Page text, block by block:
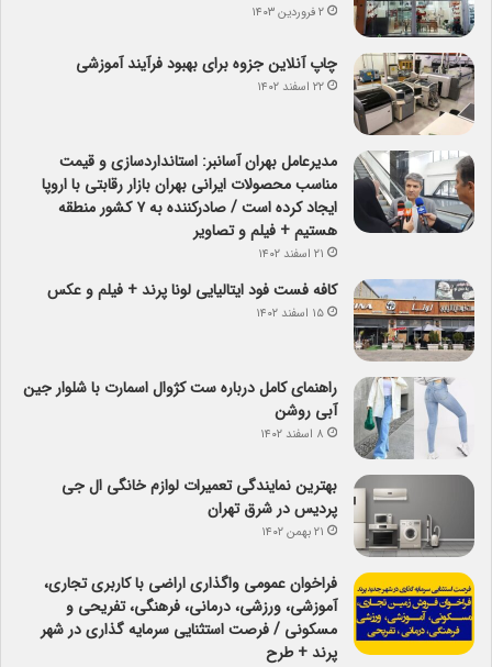
۲ فروردین ۱۴۰۳
چاپ آنلاین جزوه برای بهبود فرآیند آموزشی
۲۲ اسفند ۱۴۰۲
مدیرعامل بهران آسانبر: استانداردسازی و قیمت
مناسب محصولات ایرانی بهران بازار رقابتی با اروپا
ایجاد کرده است / صادرکننده به ۷ کشور منطقه
هستیم + فیلم و تصاویر
۲۱ اسفند ۱۴۰۲
کافه فست فود ایتالیایی لونا پرند + فیلم و عکس
۱۵ اسفند ۱۴۰۲
راهنمای کامل درباره ست کژوال اسمارت با شلوار جین
آبی روشن
۸ اسفند ۱۴۰۲
بهترین نمایندگی تعمیرات لوازم خانگی ال جی
پردیس در شرق تهران
۲۱ بهمن ۱۴۰۲
فراخوان عمومی واگذاری اراضی با کاربری تجاری،
آموزشی، ورزشی، درمانی، فرهنگی، تفریحی و
مسکونی / فرصت استثنایی سرمایه گذاری در شهر
پرند + طرح